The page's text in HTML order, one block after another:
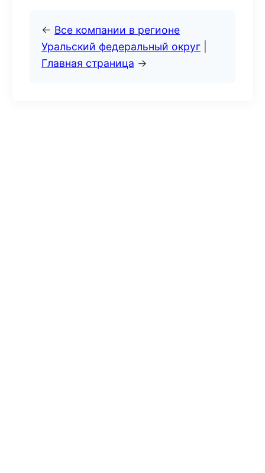
← Все компании в регионе
Уральский федеральный округ
Главная страница →